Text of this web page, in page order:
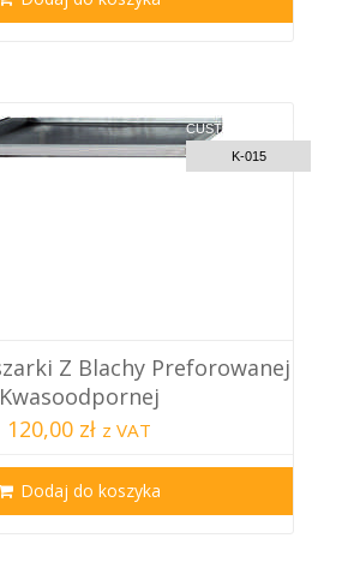
CUSTOM DELIVERY
K-015
Z Blachy Preforowanej
Kwasoodpornej
120,00 zł z VAT
Dodaj do koszyka